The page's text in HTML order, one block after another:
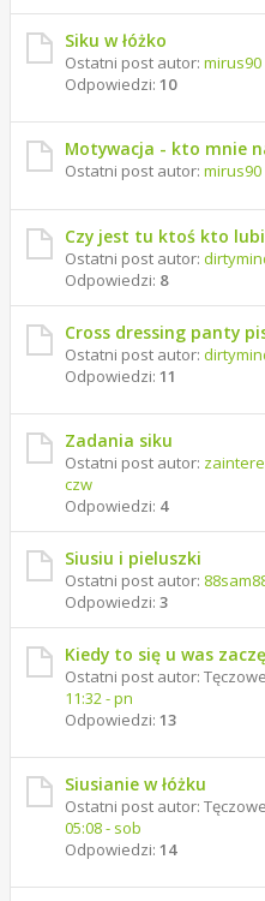
Siku w łóżko
Ostatni post autor: mirus90
Odpowiedzi: 10
Motywacja - kto mnie
Ostatni post autor: mirus90
Czy jest tu ktoś kto
Ostatni post autor:
Odpowiedzi: 8
Cross dressing panty
Ostatni post autor:
Odpowiedzi: 11
Zadania siku
Ostatni post autor:
czw
Odpowiedzi: 4
Siusiu i pieluszki
Ostatni post autor:
Odpowiedzi: 3
Kiedy to się u was
Ostatni post autor:
11:32 - pn
Odpowiedzi: 13
Siusianie w łóżku
Ostatni post autor:
05:08 - sob
Odpowiedzi: 14